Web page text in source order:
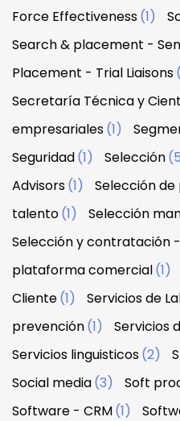
Force Effectiveness(1)
Search & placement -
Placement - Trial Liaisons
Secretaría Técnica y
empresariales(1)
Seguridad(1) Selección
Advisors(1) Selección
talento(1) Selección
Selección y contratación -
plataforma comercial(1)
Cliente(1) Servicios de
prevención(1) Servicios
Servicios linguisticos(2)
Social media(3) Soft
Software - CRM(1)